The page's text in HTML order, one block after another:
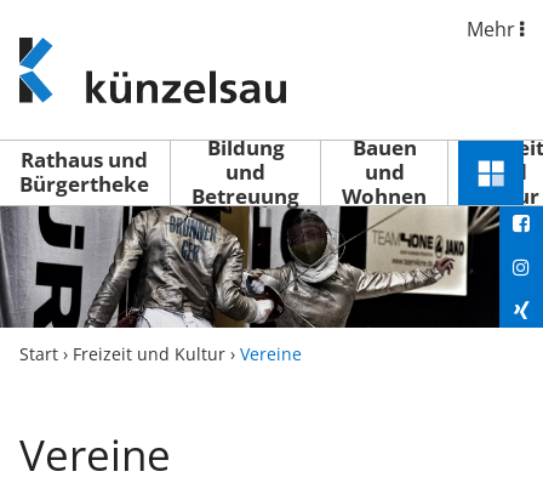
www.kuenzelsau.de
(zur
Startseite)
Mehr
Rathaus und
Bürgertheke
Bildung
und
Betreuung
Bauen
und
Wohnen
Freizeit
und
Kultur
Menü
Start › Freizeit und Kultur › Vereine
Vereine